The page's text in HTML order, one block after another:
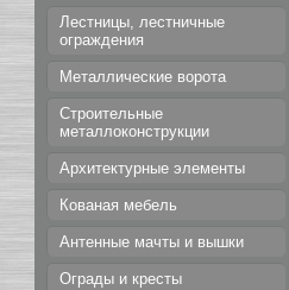
Лестницы, лестничные
ограждения
Металлические ворота
Строительные
металлоконструкции
Архитектурные элементы
Кованая мебель
Антенные мачты и вышки
Ограды и кресты